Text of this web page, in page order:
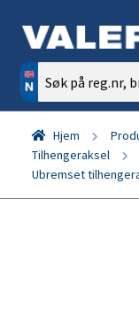
Søk
etter:
Hjem
Tilhengeraksel
Ubremset